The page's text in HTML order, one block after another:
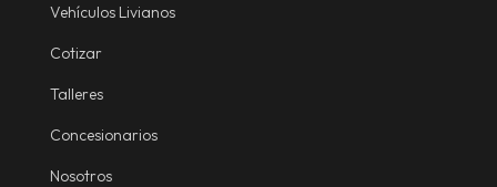
Vehículos Livianos
Cotizar
Talleres
Concesionarios
Nosotros